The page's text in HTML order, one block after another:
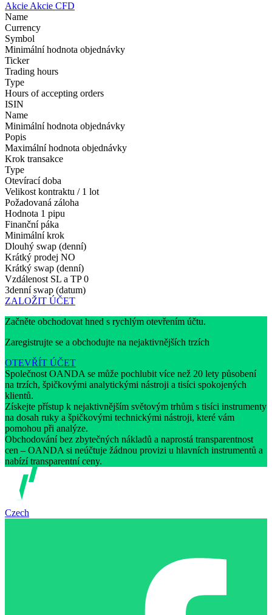
Akcie Akcie CFD
Name
Currency
Symbol
Minimální hodnota objednávky
Ticker
Trading hours
Type
Hours of accepting orders
ISIN
Name
Minimální hodnota objednávky
Popis
Maximální hodnota objednávky
Krok transakce
Type
Otevírací doba
Velikost kontraktu / 1 lot
Požadovaná záloha
Hodnota 1 pipu
Finanční páka
Minimální krok
Dlouhý swap (denní)
Krátký prodej NO
Krátký swap (denní)
Vzdálenost SL a TP 0
3denní swap (datum)
ZALOŽIT ÚČET
Začněte obchodovat hned s rychlým otevřením účtu.
Zaregistrujte se a obchodujte na nejaktivnějších trzích
OTEVŘÍT ÚČET
Společnost OANDA se může pochlubit více než 20 lety působení
na trzích, špičkovými analytickými nástroji a tisíci spokojených
klientů.
Získejte přístup k nejaktivnějším světovým trhům s tisíci instrumenty
na dosah ruky a špičkovými technickými nástroji, které vám
pomohou při analýze.
Obchodování bez zbytečných nákladů a naprostá transparentnost
cen – OANDA si neúčtuje žádnou provizi u hlavních instrumentů a
nabízí transparentní ceny.
Czech